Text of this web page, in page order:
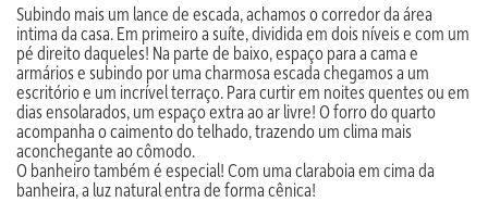
Subindo mais um lance de escada, achamos o corredor da área
intima da casa. Em primeiro a suíte, dividida em dois níveis e com um
pé direito daqueles! Na parte de baixo, espaço para a cama e
armários e subindo por uma charmosa escada chegamos a um
escritório e um incrível terraço. Para curtir em noites quentes ou em
dias ensolarados, um espaço extra ao ar livre! O forro do quarto
acompanha o caimento do telhado, trazendo um clima mais
aconchegante ao cômodo.
O banheiro também é especial! Com uma claraboia em cima da
banheira, a luz natural entra de forma cênica!